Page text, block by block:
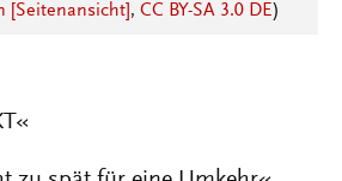
[Seitenansicht] , CC BY-SA 3.0 DE)